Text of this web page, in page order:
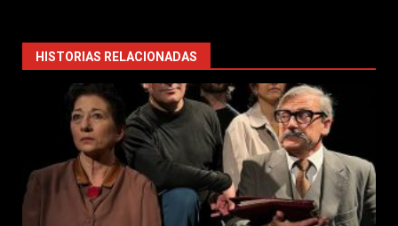
HISTORIAS RELACIONADAS